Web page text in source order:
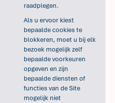
raadplegen.
Als u ervoor kiest
bepaalde cookies te
blokkeren, moet u bij elk
bezoek mogelijk zelf
bepaalde voorkeuren
opgeven en zijn
bepaalde diensten of
functies van de Site
mogelijk niet